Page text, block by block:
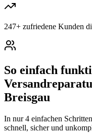
247+ zufriedene Kunden
So einfach
Breisgau
In nur 4 einfachen
schnell, sicher und